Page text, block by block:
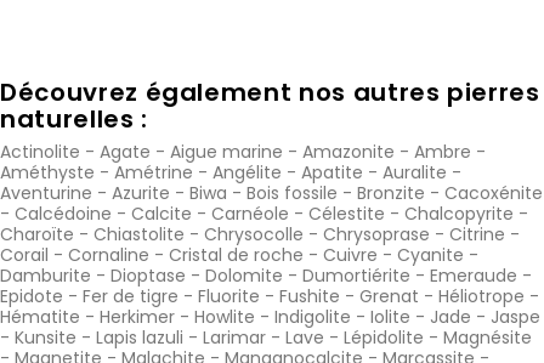
Découvrez également nos autres pierres
naturelles :
Actinolite - Agate - Aigue marine - Amazonite - Ambre -
Améthyste - Amétrine - Angélite - Apatite - Auralite -
Aventurine - Azurite - Biwa - Bois fossile - Bronzite - Cacoxénite
- Calcédoine - Calcite - Carnéole - Célestite - Chalcopyrite -
Charoïte - Chiastolite - Chrysocolle - Chrysoprase - Citrine -
Corail - Cornaline - Cristal de roche - Cuivre - Cyanite -
Damburite - Dioptase - Dolomite - Dumortiérite - Emeraude -
Epidote - Fer de tigre - Fluorite - Fushite - Grenat - Héliotrope -
Hématite - Herkimer - Howlite - Indigolite - Iolite - Jade - Jaspe
- Kunsite - Lapis lazuli - Larimar - Lave - Lépidolite - Magnésite
- Magnetite - Malachite - Manganocalcite - Marcassite -